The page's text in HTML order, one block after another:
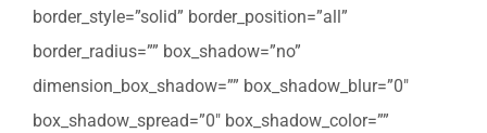
border_style=”solid” border_position=”all”
border_radius=”” box_shadow=”no”
dimension_box_shadow=”” box_shadow_blur=”0″
box_shadow_spread=”0″ box_shadow_color=””